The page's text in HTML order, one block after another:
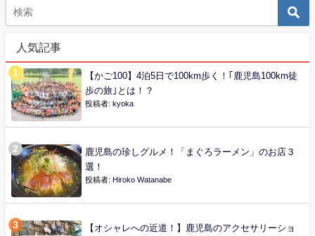
人気記事
【かご100】4泊5日で100km歩く！｢鹿児島100km徒
歩の旅｣とは！？
投稿者: kyoka
鹿児島の珍しグルメ！「まぐろラーメン」のお店３
選！
投稿者: Hiroko Watanabe
【オシャレへの近道！】鹿児島のアクセサリーショ